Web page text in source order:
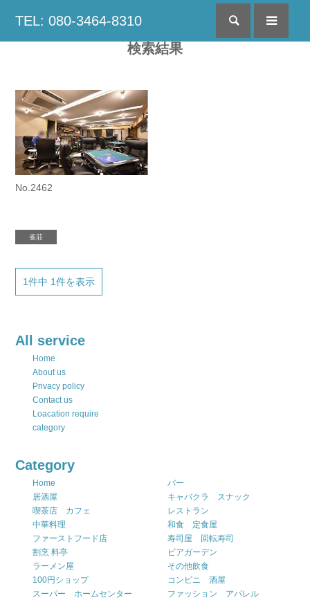
TEL: 080-3464-8310 検索
検索結果
No.2462
雀荘
1件中 1件を表示
All service
Home
About us
Privacy policy
Contact us
Loacation require
category
Category
Home
バー
居酒屋
キャバクラ スナック
喫茶店 カフェ
レストラン
中華料理
和食 定食屋
ファーストフード店
寿司屋 回転寿司
割烹 料亭
ビアガーデン
ラーメン屋
その他飲食
100円ショップ
コンビニ 酒屋
スーパー ホームセンター
ファッション アパレル